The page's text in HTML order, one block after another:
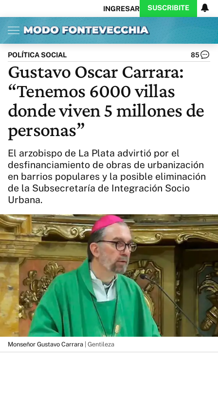
INGRESAR SUSCRIBITE
Inicio Ahora
Opinión
Política
Ciencia
Cultura
Arte
Educación
Internacional
Clima
Deportes
CARAS
Exitoina
Turismo
Videos
Córdoba
Reperfilar
Business
Noticias
Exitoina
Diario del Juicio
Actualidad
POLÍTICA SOCIAL 85
Gustavo Oscar Carrara:
“Tenemos 6000 villas
donde viven 5 millones de
personas”
El arzobispo de La Plata advirtió por el
desfinanciamiento de obras de urbanización
en barrios populares y la posible eliminación
de la Subsecretaría de Integración Socio
Urbana.
Monseñor Gustavo Carrara | Gentileza